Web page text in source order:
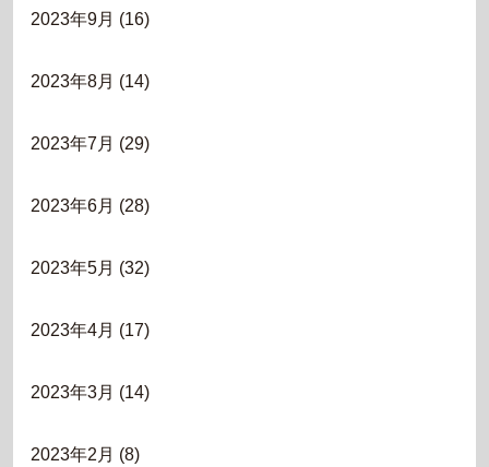
2023年9月 (16)
2023年8月 (14)
2023年7月 (29)
2023年6月 (28)
2023年5月 (32)
2023年4月 (17)
2023年3月 (14)
2023年2月 (8)